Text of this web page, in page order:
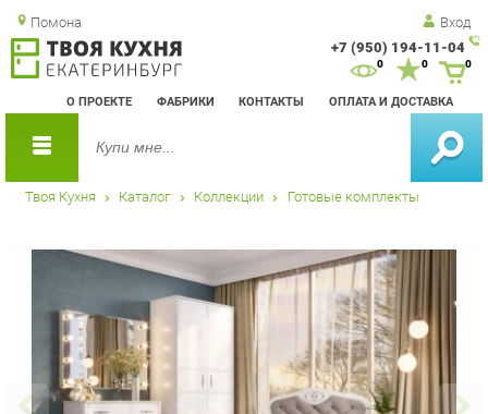
Помона Вход
+7 (950) 194-11-04
О ПРОЕКТЕ ФАБРИКИ КОНТАКТЫ ОПЛАТА И ДОСТАВКА
0 0
Твоя Кухня Каталог Коллекции Готовые комплекты